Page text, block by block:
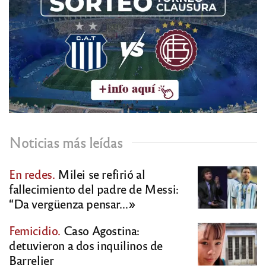
Noticias más leídas
En redes. Milei se refirió al
fallecimiento del padre de Messi:
“Da vergüenza pensar…»
Femicidio. Caso Agostina:
detuvieron a dos inquilinos de
Barrelier